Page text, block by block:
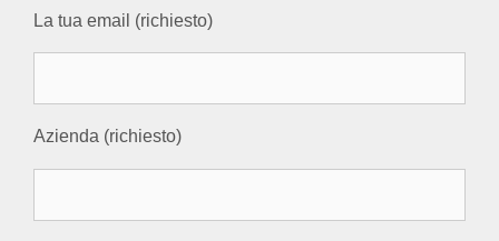
La tua email (richiesto)
Azienda (richiesto)